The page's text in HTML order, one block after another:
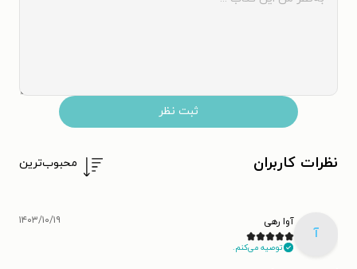
ثبت نظر
نظرات کاربران محبوب‌ترین
آ
آوا رهی
توصیه می‌کنم.
۱۴۰۳/۱۰/۱۹